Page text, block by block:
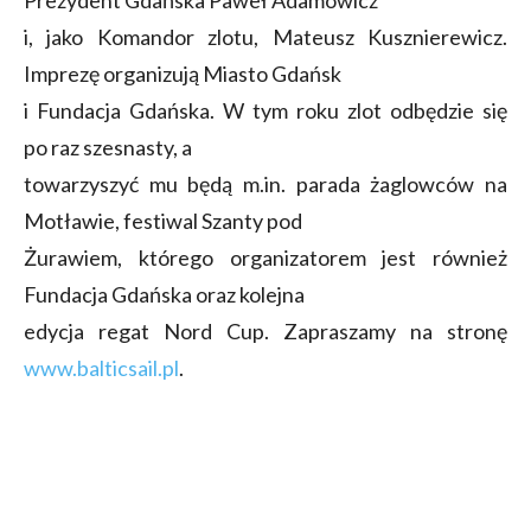
i, jako Komandor zlotu, Mateusz Kusznierewicz.
Imprezę organizują Miasto Gdańsk
i Fundacja Gdańska. W tym roku zlot odbędzie się
po raz szesnasty, a
towarzyszyć mu będą m.in. parada żaglowców na
Motławie, festiwal Szanty pod
Żurawiem, którego organizatorem jest również
Fundacja Gdańska oraz kolejna
edycja regat Nord Cup. Zapraszamy na stronę
www.balticsail.pl.